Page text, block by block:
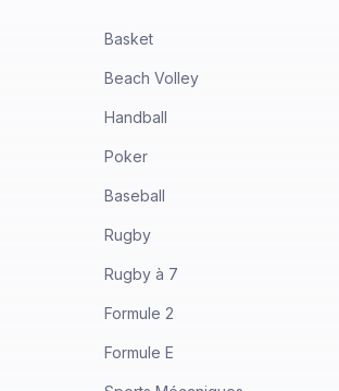
Basket
Beach Volley
Handball
Poker
Baseball
Rugby
Rugby à 7
Formule 2
Formule E